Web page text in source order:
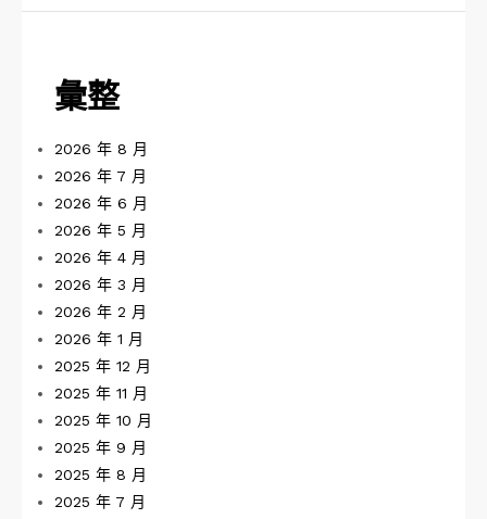
彙整
2026 年 8 月
2026 年 7 月
2026 年 6 月
2026 年 5 月
2026 年 4 月
2026 年 3 月
2026 年 2 月
2026 年 1 月
2025 年 12 月
2025 年 11 月
2025 年 10 月
2025 年 9 月
2025 年 8 月
2025 年 7 月